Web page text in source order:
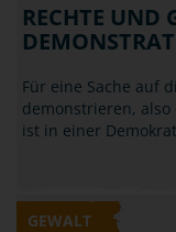
RECHTE UND
Für eine Sache auf
demonstrieren,
ist in einer
GEWALT